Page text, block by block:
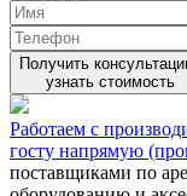
Получить
узнать стоимость
Работаем с
госту напрямую
поставщиками по